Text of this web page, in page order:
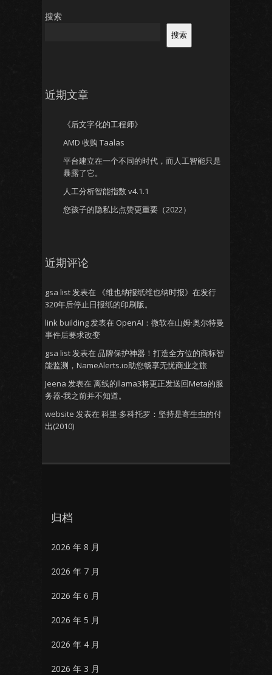
搜索
搜索
近期文章
《后文字化的工程师》
AMD 收购 Taalas
平台建立在一个不同的时代，而人工智能只是
暴露了它。
人工分析智能指数 v4.1.1
您孩子的隐私比点赞更重要（2022）
近期评论
gsa list发表在
《维也纳报纸维也纳时报》在发行
320年后停止日报纸的印刷版。
link building发表在 OpenAI：微软在山姆·奥尔特曼
事件后要求改变
gsa list发表在 品牌保护神器！打造全方位的商标智
能监测，NameAlerts.io助您畅享无忧商业之旅
Jeena 发表在 离线的llama3将更正发送回Meta的服
务器-我之前并不知道。
website 发表在 科里·多科托罗：坚持是寄生虫的付
出(2010)
归档
2026 年 8 月
2026 年 7 月
2026 年 6 月
2026 年 5 月
2026 年 4 月
2026 年 3 月